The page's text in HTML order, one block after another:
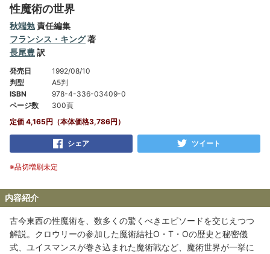
性魔術の世界
秋端勉責任編集
フランシス・キング著
長尾豊訳
発売日
1992/08/10
判型
A5判
ISBN
978-4-336-03409-0
ページ数
300頁
定価 4,165円（本体価格3,786円）
シェア ツイート
※品切増刷未定
内容紹介
古今東西の性魔術を、数多くの驚くべきエピソードを交じえつつ
解説。クロウリーの参加した魔術結社O・T・Oの歴史と秘密儀
式、ユイスマンスが巻き込まれた魔術戦など、魔術世界が一挙に